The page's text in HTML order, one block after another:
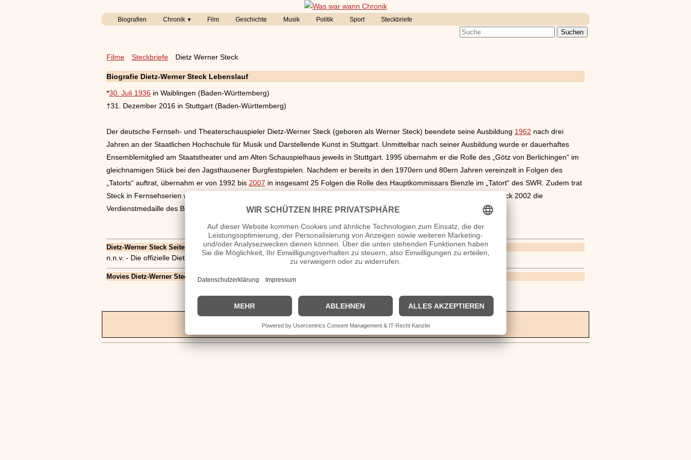
Biografien Chronik Film Geschichte Musik Politik Sport Steckbriefe
Filme Steckbriefe Dietz Werner Steck
Biografie Dietz-Werner Steck Lebenslauf
*30. Juli 1936 in Waiblingen (Baden-Württemberg)
†31. Dezember 2016 in Stuttgart (Baden-Württemberg)
Der deutsche Fernseh- und Theaterschauspieler Dietz-Werner Steck (geboren als Werner Steck) beendete seine Ausbildung 1962 nach drei
Jahren an der Staatlichen Hochschule für Musik und Darstellende Kunst in Stuttgart. Unmittelbar nach seiner Ausbildung wurde er dauerhaftes
Ensemblemitglied am Staatstheater und am Alten Schauspielhaus jeweils in Stuttgart. 1995 übernahm er die Rolle des „Götz von Berlichingen“ im
gleichnamigen Stück bei den Jagsthausener Burgfestspielen. Nachdem er bereits in den 1970ern und 80ern Jahren vereinzelt in Folgen des
„Tatorts“ auftrat, übernahm er von 1992 bis 2007 in insgesamt 25 Folgen die Rolle des Hauptkommissars Bienzle im „Tatort“ des SWR. Zudem trat
Steck in Fernsehserien wie „Die Rosenheim Cops“ (2011) auf. Für seine Darstellung des Bienzles bekam Dietz-Werner Steck 2002 die
Verdienstmedaille des Bundeslandes
Baden-Württembergüberreicht. Steck verstarb im Alter von 80 Jahren in Stuttgart.
Dietz-Werner Steck Seiten, Kurzbio, Familie, verheiratet, Herkunft etc.
n.n.v. - Die offizielle Dietz-Werner Steck Homepage / Facebook / X / Instagram Seite
Movies Dietz-Werner Steck Filme
| © 2013–2023 was-war-wann.de. Alle Rechte vorbehalten. |
| Kurzbio | Vita | Herkunft |